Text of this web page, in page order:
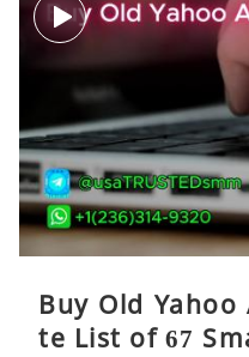
Buy Old
te List of 67